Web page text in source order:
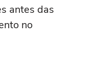
antes das
no